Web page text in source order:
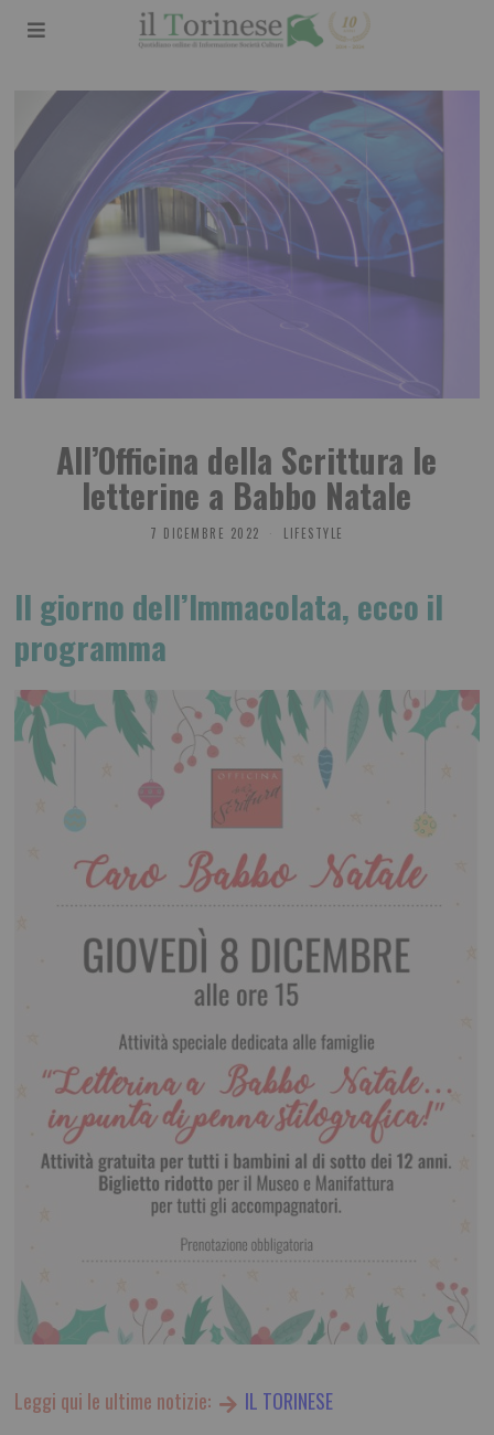
All’Officina della Scrittura le
letterine a Babbo Natale
7 DICEMBRE 2022 LIFESTYLE
Il giorno dell’Immacolata, ecco il
programma
Leggi qui le ultime notizie: IL TORINESE